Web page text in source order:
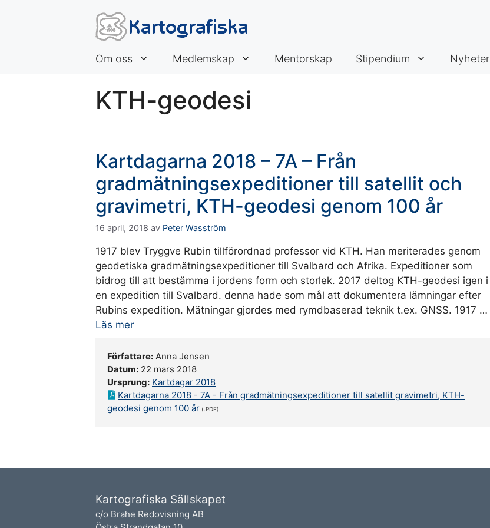
Om oss Medlemskap Mentorskap Stipendium Nyheter
KTH-geodesi
Kartdagarna 2018 – 7A – Från
gradmätningsexpeditioner till satellit och
gravimetri, KTH-geodesi genom 100 år
16 april, 2018 av Peter Wasström
1917 blev Tryggve Rubin tillförordnad professor vid KTH. Han meriterades genom
geodetiska gradmätningsexpeditioner till Svalbard och Afrika. Expeditioner som
bidrog till att bestämma i jordens form och storlek. 2017 deltog KTH-geodesi igen i
en expedition till Svalbard. denna hade som mål att dokumentera lämningar efter
Rubins expedition. Mätningar gjordes med rymdbaserad teknik t.ex. GNSS. 1917 …
Läs mer
Författare: Anna Jensen
Datum: 22 mars 2018
Ursprung: Kartdagar 2018
Kartdagarna 2018 - 7A - Från gradmätningsexpeditioner till satellit gravimetri, KTH-
geodesi genom 100 år
Kartografiska Sällskapet
c/o Brahe Redovisning AB